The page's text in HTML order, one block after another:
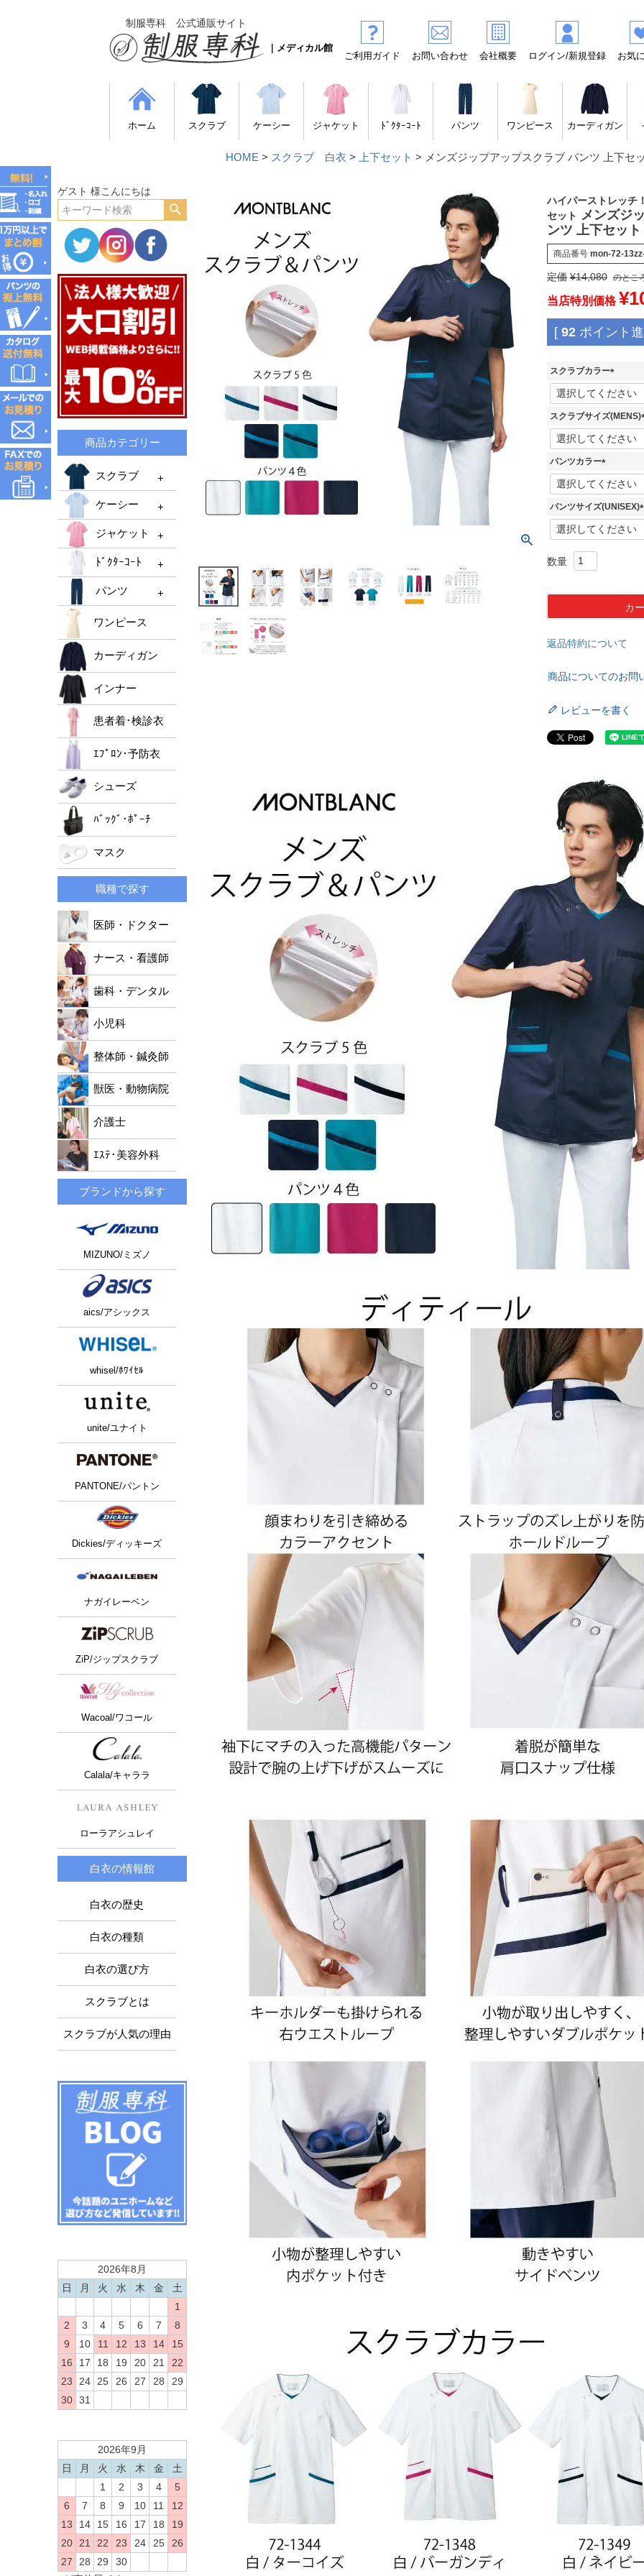
制服専科 公式通販サイト
｜メディカル館
ご利用ガイド お問い合わせ 会社概要 ログイン/新規登録 お気
ホーム スクラブ ケーシー ジャケット ﾄﾞｸﾀｰｺｰﾄ パンツ ワンピース カーディガン
HOME スクラブ 白衣 上下セット メンズジップアップスクラブ パンツ 上下セ
ゲスト 様こんにちは
商品カテゴリー
スクラブ
スクラブTOP
メンズスクラブ
レディーススクラブ
機能性スクラブ
ケーシー
ケーシーTOP
メンズケーシー
レディースケーシー
男女兼用ケーシー
ジャケット
メンズジャケット
ﾚﾃﾞｨｰｽジャケット
ﾄﾞｸﾀｰｺｰﾄ
ﾄﾞｸﾀｰｺｰﾄTOP
ﾒﾝｽﾞﾄﾞｸﾀｰｺｰﾄ
ﾚﾃﾞｨｰｽﾄﾞｸﾀｰｺｰﾄ
パンツ
パンツTOP
メンズパンツ
男女兼用パンツ
ワンピース
カーディガン
インナー
患者着･検診衣
ｴﾌﾟﾛﾝ･予防衣
シューズ
ﾊﾞｯｸﾞ･ﾎﾟｰﾁ
マスク
職種で探す
医師・ドクター
ナース・看護師
歯科・デンタル
小児科
整体師・鍼灸師
獣医・動物病院
介護士
ｴｽﾃ･美容外科
ブランドから探す
MIZUNO/ミズノ
aics/アシックス
whisel/ﾎﾜｲｾﾙ
unite/ユナイト
PANTONE/パントン
Dickies/ディッキーズ
ナガイレーベン
ZiP/ジップスクラブ
Wacoal/ワコール
Calala/キャララ
ローラアシュレイ
白衣の情報館
白衣の歴史
白衣の種類
白衣の選び方
スクラブとは
スクラブが人気の理由
2026年8月
日
月 火 水 木 金
土
1
2
3 4 5 6 7
8
9
10 11 12 13 14
15
16
17 18 19 20 21
22
23
24 25 26 27 28
29
30 31
2026年9月
日
月 火 水 木 金
土
1
2 3 4
5
6
7 8 9 10 11
12
13
14 15 16 17 18
19
20 21 22 23 24 25
26
27
28 29
30
ハイパーストレッチ
セット メンズジ
ンツ 上下セッ
商品番号 mon-72-
定価 ¥14,080 のとこ
当店特別価格 ¥
[ 92 ポイント
スクラブカラー
(
必
須
スクラブサイズ(MENS)
(
パンツカラー
(
必
須
パンツサイズ(UNISEX)
(
カ
返品特約について
商品についてのお問
レビューを書く